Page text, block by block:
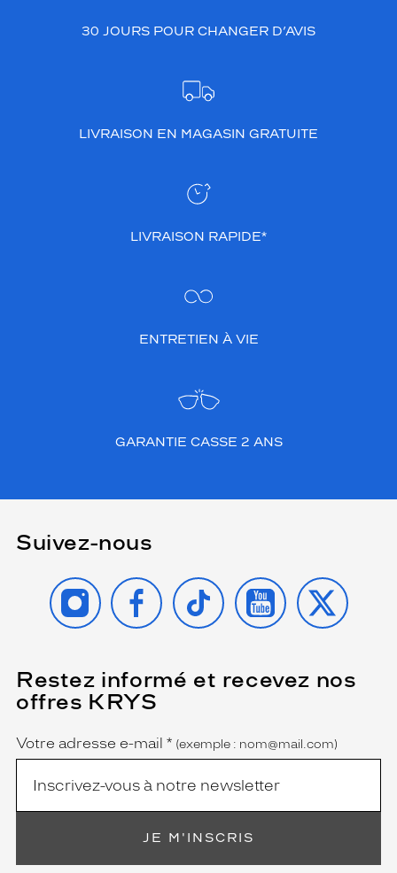
30 JOURS POUR CHANGER D’AVIS
LIVRAISON EN MAGASIN GRATUITE
LIVRAISON RAPIDE*
ENTRETIEN À VIE
GARANTIE CASSE 2 ANS
Suivez-nous
INSTAGRAMFACEBOOK
TIKTOK YOUTUBE
X
Restez informé et recevez nos
offres KRYS
Name
Votre adresse e-mail *
(Ce
champ
est
(exemple : nom@mail.com)
JE M'INSCRIS